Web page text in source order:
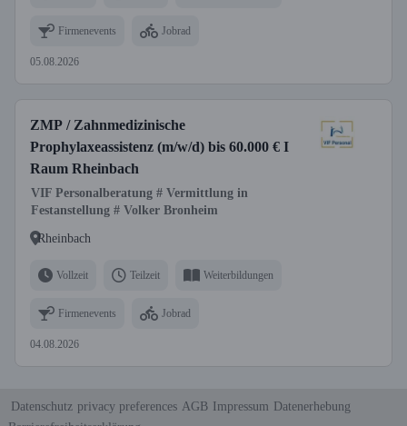
Firmenevents Jobrad
05.08.2026
ZMP / Zahnmedizinische
Prophylaxeassistenz (m/w/d) bis 60.000 € I
Raum Rheinbach
VIF Personalberatung # Vermittlung in
Festanstellung # Volker Bronheim
Rheinbach
Vollzeit Teilzeit Weiterbildungen
Firmenevents Jobrad
04.08.2026
Datenschutz privacy preferences AGB Impressum Datenerhebung